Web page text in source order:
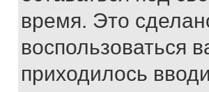
время. Это
воспользоваться
приходилось